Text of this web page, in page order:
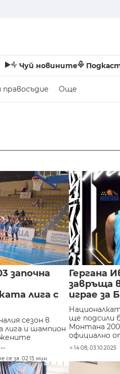
Чуй новините
Още
започна
лига с
сезон в
лига и шампион
жените
се за: 02:15 мин.
Гергана
завръща
играе за
ще подсили
Монтана
официално
14:08, 03.10.2025